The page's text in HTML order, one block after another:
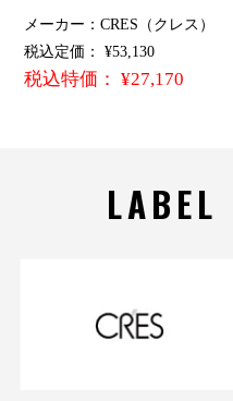
メーカー：CRES（クレス）
税込定価： ¥53,130
税込特価： ¥27,170
LABEL